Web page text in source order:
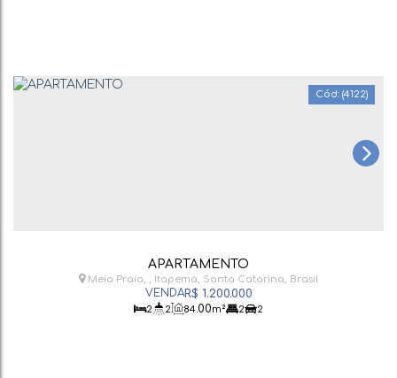
(4122)
APARTAMENTO
R$ 1.200.000
Meia Praia , Itapema, Santa Catarina, Brasil
2 2 84 .00m² 2 2